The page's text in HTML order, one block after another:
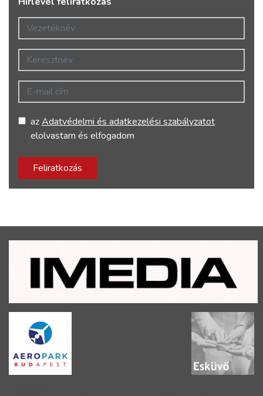
Vezetéknév
Keresztnév
E-mail cím
azAdatvédelmi és adatkezelési szabályzatot
elolvastam és elfogadom
Feliratkozás